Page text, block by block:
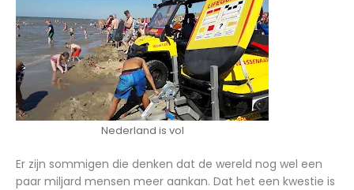
Nederland is vol
Er zijn sommigen die denken dat de wereld nog wel een
paar miljard mensen meer aankan. Dat het een kwestie is